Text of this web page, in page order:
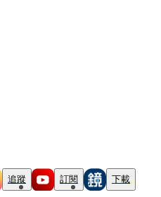
追蹤 訂閱 下載